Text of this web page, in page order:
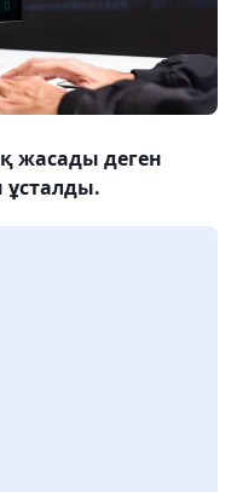
жасады деген
ұсталды.